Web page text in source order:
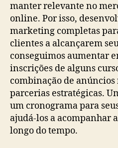
manter relevante no
online. Por isso,
marketing completas
clientes a alcançarem
conseguimos aumentar
inscrições de alguns
combinação de anúncios
parcerias estratégicas.
um cronograma para
ajudá-los a acompanhar
longo do tempo.